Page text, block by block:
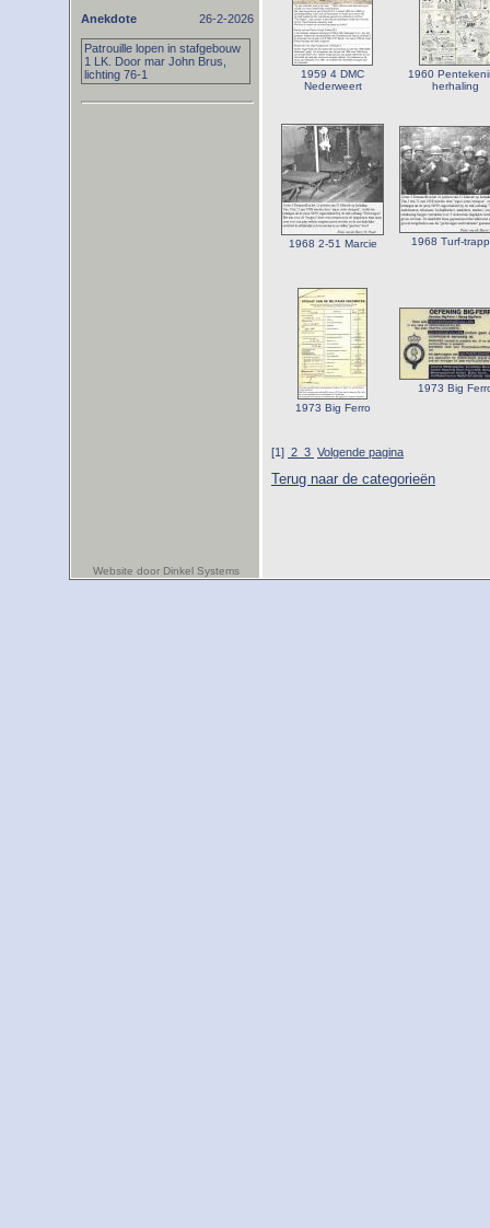
1959 4 DMC
Nederweert
1960
herhaling
1968 2-51 Marcie 1968 Turf-
1973 Big Ferro
1973 Big
[1] 2 3 Volgende pagina
Terug naar de categorieën
Anekdote 26-2-2026
Patrouille lopen in stafgebouw
1 LK. Door mar John Brus,
lichting 76-1
Website door Dinkel Systems